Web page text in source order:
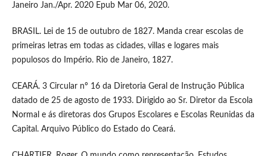
Janeiro Jan./Apr. 2020 Epub Mar 06, 2020.
BRASIL. Lei de 15 de outubro de 1827. Manda crear escolas de
primeiras letras em todas as cidades, villas e logares mais
populosos do Império. Rio de Janeiro, 1827.
CEARÁ. 3 Circular nº 16 da Diretoria Geral de Instrução Pública
datado de 25 de agosto de 1933. Dirigido ao Sr. Diretor da Escola
Normal e ás diretoras dos Grupos Escolares e Escolas Reunidas da
Capital. Arquivo Público do Estado do Ceará.